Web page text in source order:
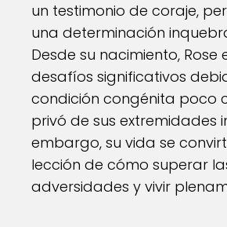
un testimonio de coraje,
una determinación
Desde su nacimiento, Rose
desafíos significativos
condición congénita poco
privó de sus extremidades
embargo, su vida se
lección de cómo superar
adversidades y vivir